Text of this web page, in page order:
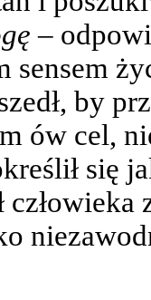
–
sensem
by
ów cel,
się